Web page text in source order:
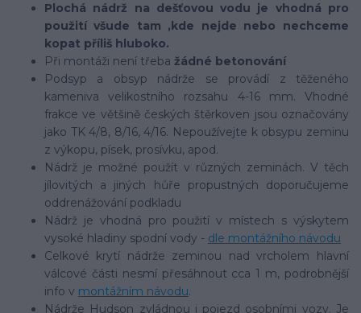
Plochá nádrž na dešťovou vodu je vhodná pro
použití všude tam ,kde nejde nebo nechceme
kopat příliš hluboko.
Při montáži není třeba žádné betonování
Podsyp a obsyp nádrže se provádí z těženého
kameniva velikostního rozsahu 4-16 mm. Vhodné
frakce ve většině českých štěrkoven jsou označovány
jako TK 4/8, 8/16, 4/16. Nepoužívejte k obsypu zeminu
z výkopu, písek, prosívku, apod.
Nádrž je možné použít v různých zeminách. V těch
jílovitých a jiných hůře propustných doporučujeme
oddrenážování podkladu
Nádrž je vhodná pro použití v místech s výskytem
vysoké hladiny spodní vody - dle montážního návodu
Celkové krytí nádrže zeminou nad vrcholem hlavní
válcové části nesmí přesáhnout cca 1 m, podrobnější
info v montážním návodu.
Nádrže Hudson zvládnou i pojezd osobními vozy. Je